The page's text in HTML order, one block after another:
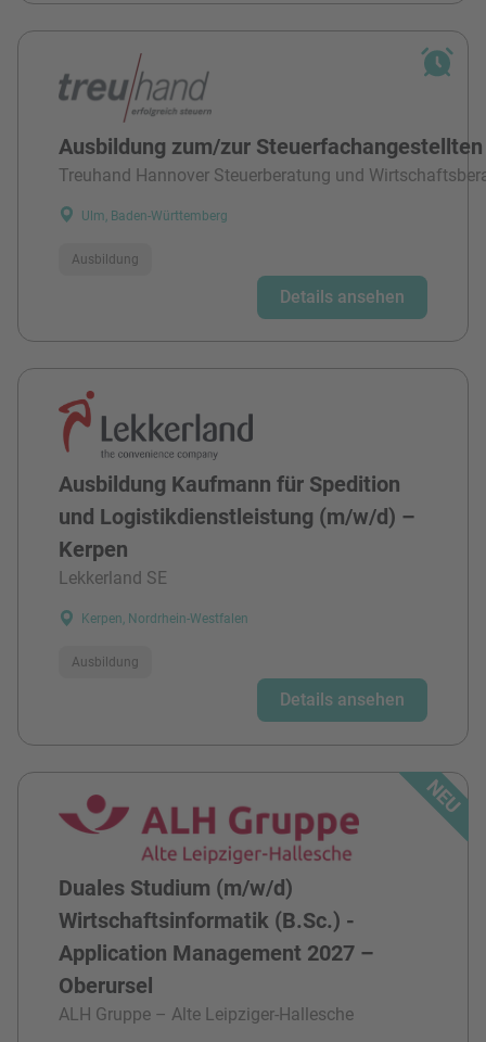
Ausbildung zum/zur
Treuhand Hannover Steuerberatung und
Ulm, Baden-Württemberg
Ausbildung
Details ansehen
Ausbildung Kaufmann für Spedition
und Logistikdienstleistung (m/w/d) –
Kerpen
Lekkerland SE
Kerpen, Nordrhein-Westfalen
Ausbildung
Details ansehen
Duales Studium (m/w/d)
Wirtschaftsinformatik (B.Sc.) -
Application Management 2027 –
Oberursel
ALH Gruppe – Alte Leipziger-Hallesche